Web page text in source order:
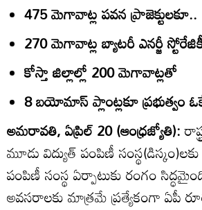
475 మెగావాట్ల పవన ప్రాజెక్టులకూ..
270 మెగావాట్ల బ్యాటరీ ఎనర్జీ
కోస్తా జిల్లాల్లో 200 మెగావాట్లతో
8 బయోమాస్‌ ప్లాంట్లకూ ప్రభుత్వం
అమరావతి, ఏప్రిల్‌ 20 (ఆంధ్రజ్యోతి):
మూడు విద్యుత్‌ పంపిణీ
పంపిణీ సంస్థ ఏర్పాటుకు రంగం
అవసరాలకు మాత్రమే ప్రత్యేకంగా ఏపీ